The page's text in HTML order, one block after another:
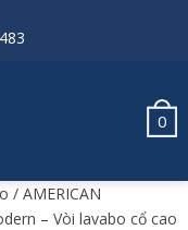
0
/ AMERICAN
– Vòi lavabo cổ cao